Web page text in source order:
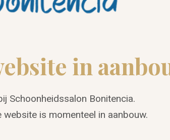
in
Schoonheidssalon Bonitencia.
website is momenteel in aanbouw.